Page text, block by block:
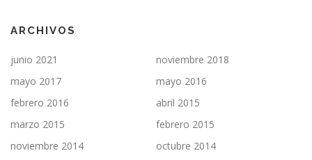
ARCHIVOS
junio 2021
noviembre 2018
mayo 2017
mayo 2016
febrero 2016
abril 2015
marzo 2015
febrero 2015
noviembre 2014
octubre 2014